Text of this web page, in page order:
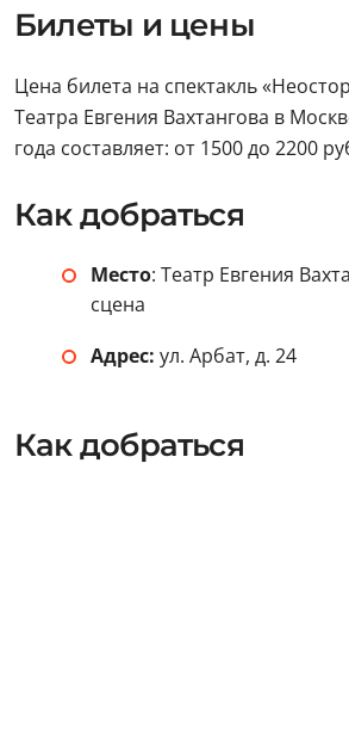
Билеты и цены
Цена билета на спектакль
Театра Евгения Вахтангова в
года составляет: от 1500 до 2200
Как добраться
Место: Театр Евгения
сцена
Адрес: ул. Арбат, д. 24
Как добраться